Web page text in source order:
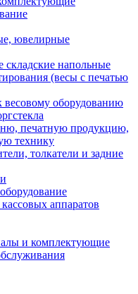
ювелирные
складские напольные
(весы с печатью
оборудованию
печатную продукцию,
технику
толкатели и задние
аппаратов
и комплектующие